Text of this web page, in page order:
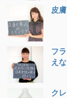
皮
フ
え
ク